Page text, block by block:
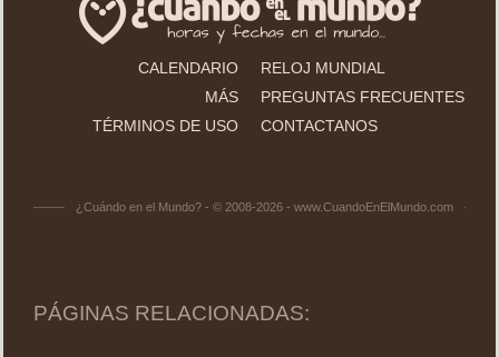
CALENDARIO
RELOJ MUNDIAL
MÁS
PREGUNTAS FRECUENTES
TÉRMINOS DE USO
CONTACTANOS
¿Cuándo en el Mundo? - © 2008-2026 - www.CuandoEnElMundo.com
PÁGINAS RELACIONADAS: